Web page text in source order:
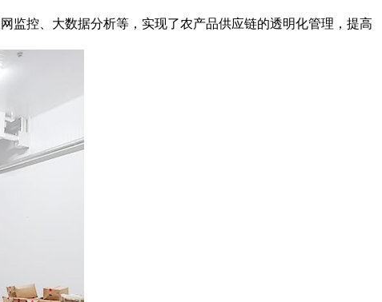
控、大数据分析等，实现了农产品供应链的透明化管理，提高